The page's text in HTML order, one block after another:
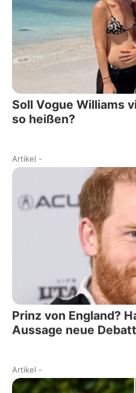
Soll Vogue Williams
so heißen?
Artikel -
Prinz von England?
Aussage neue
Artikel -